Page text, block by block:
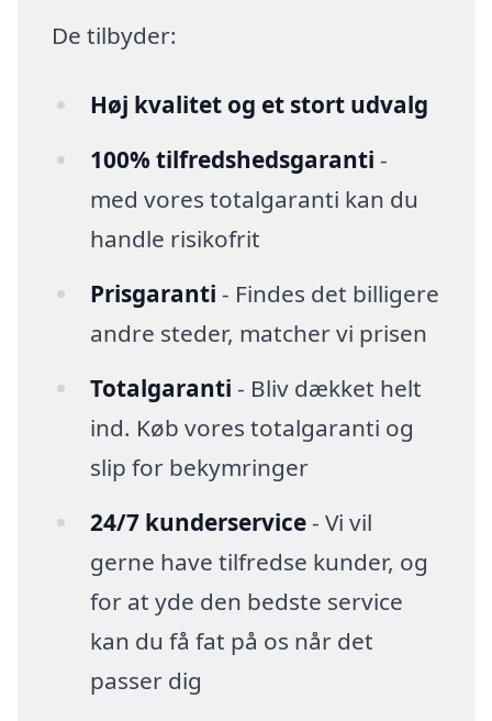
De tilbyder:
Høj kvalitet og et stort udvalg
100% tilfredshedsgaranti -
med vores totalgaranti kan du
handle risikofrit
Prisgaranti - Findes det billigere
andre steder, matcher vi prisen
Totalgaranti - Bliv dækket helt
ind. Køb vores totalgaranti og
slip for bekymringer
24/7 kunderservice- Vi vil
gerne have tilfredse kunder, og
for at yde den bedste service
kan du få fat på os når det
passer dig